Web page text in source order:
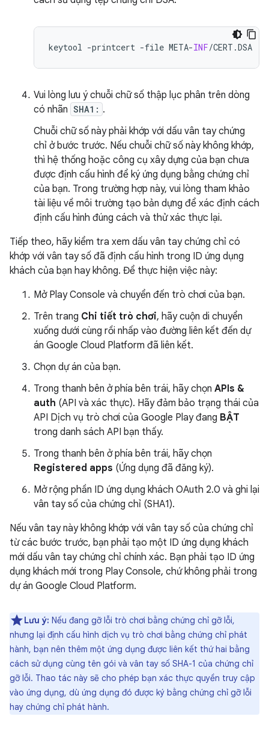
keytool -printcert -file META-INF/CERT .DSA
Vui lòng lưu ý chuỗi chữ số thập lục phân trên dòng
có nhãn SHA1: .
Chuỗi chữ số này phải khớp với dấu vân tay chứng
chỉ ở bước trước. Nếu chuỗi chữ số này không khớp,
thì hệ thống hoặc công cụ xây dựng của bạn chưa
được định cấu hình để ký ứng dụng bằng chứng chỉ
của bạn. Trong trường hợp này, vui lòng tham khảo
tài liệu về môi trường tạo bản dựng để xác định cách
định cấu hình đúng cách và thử xác thực lại.
Tiếp theo, hãy kiểm tra xem dấu vân tay chứng chỉ có
khớp với vân tay số đã định cấu hình trong ID ứng dụng
khách của bạn hay không. Để thực hiện việc này:
Mở Play Console và chuyển đến trò chơi của bạn.
Trên trang Chi tiết trò chơi, hãy cuộn di chuyển
xuống dưới cùng rồi nhấp vào đường liên kết đến dự
án Google Cloud Platform đã liên kết.
Chọn dự án của bạn.
Trong thanh bên ở phía bên trái, hãy chọn APIs &
auth (API và xác thực). Hãy đảm bảo trạng thái của
API Dịch vụ trò chơi của Google Play đang BẬT
trong danh sách API bạn thấy.
Trong thanh bên ở phía bên trái, hãy chọn
Registered apps (Ứng dụng đã đăng ký).
Mở rộng phần ID ứng dụng khách OAuth 2.0 và ghi lại
vân tay số của chứng chỉ (SHA1).
Nếu vân tay này không khớp với vân tay số của chứng chỉ
từ các bước trước, bạn phải tạo một ID ứng dụng khách
mới dấu vân tay chứng chỉ chính xác. Bạn phải tạo ID ứng
dụng khách mới trong Play Console, chứ không phải trong
dự án Google Cloud Platform.
Lưu ý: Nếu đang gỡ lỗi trò chơi bằng chứng chỉ gỡ lỗi,
nhưng lại định cấu hình dịch vụ trò chơi bằng chứng chỉ phát
hành, bạn nên thêm một ứng dụng được liên kết thứ hai bằng
cách sử dụng cùng tên gói và vân tay số SHA-1 của chứng chỉ
gỡ lỗi. Thao tác này sẽ cho phép bạn xác thực quyền truy cập
vào ứng dụng, dù ứng dụng đó được ký bằng chứng chỉ gỡ lỗi
hay chứng chỉ phát hành.